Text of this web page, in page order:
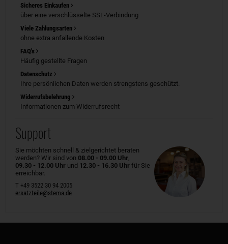
Sicheres Einkaufen
über eine verschlüsselte SSL-Verbindung
Viele Zahlungsarten
ohne extra anfallende Kosten
FAQ's
Häufig gestellte Fragen
Datenschutz
Ihre persönlichen Daten werden strengstens geschützt.
Widerrufsbelehrung
Informationen zum Widerrufsrecht
Support
Sie möchten schnell & zielgerichtet beraten
werden? Wir sind von 08.00 - 09.00 Uhr,
09.30 - 12.00 Uhr und 12.30 - 16.30 Uhr für Sie
erreichbar.
T +49 3522 30 94 2005
ersatzteile@stema.de